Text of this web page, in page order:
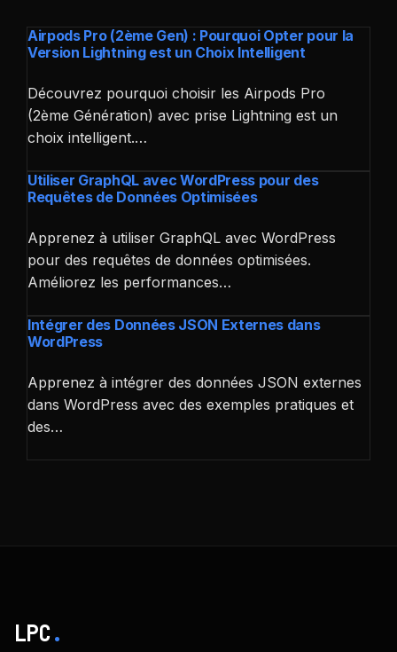
Airpods Pro (2ème Gen) : Pourquoi Opter pour la
Version Lightning est un Choix Intelligent
Découvrez pourquoi choisir les Airpods Pro
(2ème Génération) avec prise Lightning est un
choix intelligent.…
Utiliser GraphQL avec WordPress pour des
Requêtes de Données Optimisées
Apprenez à utiliser GraphQL avec WordPress
pour des requêtes de données optimisées.
Améliorez les performances…
Intégrer des Données JSON Externes dans
WordPress
Apprenez à intégrer des données JSON externes
dans WordPress avec des exemples pratiques et
des…
LPC.